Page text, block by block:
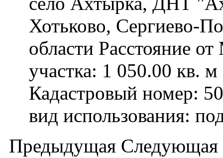
Хотьково, Сергиево-
области Расстояние
участка: 1 050.00 кв.
Кадастровый номер:
вид использования:
Предыдущая Следующая